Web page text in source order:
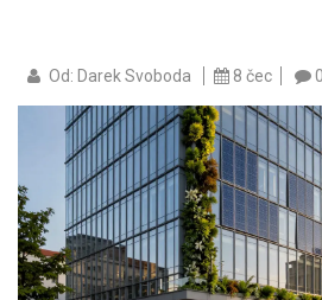
Od: Darek Svoboda 8 čec 0